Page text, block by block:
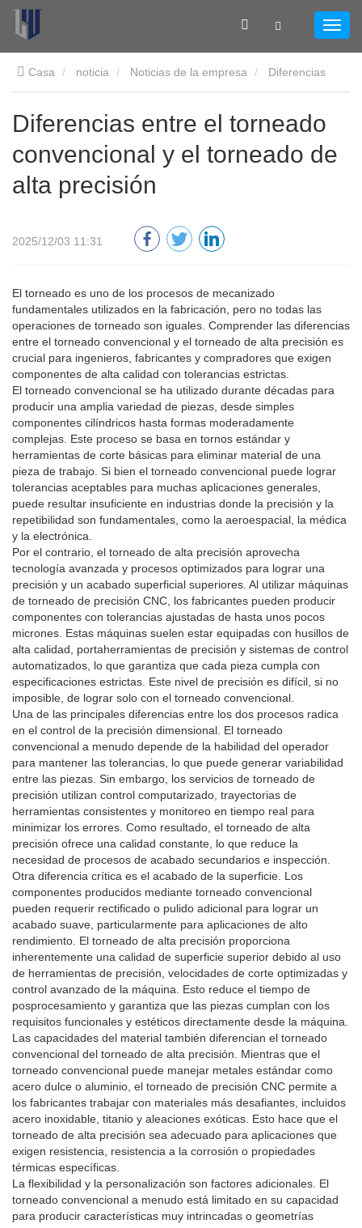
Casa noticia Noticias de la empresa
Diferencias entre el torneado
convencional y el torneado de
alta precisión
2025/12/03 11:31
El torneado es uno de los procesos de mecanizado
fundamentales utilizados en la fabricación, pero no todas las
operaciones de torneado son iguales. Comprender las diferencias
entre el torneado convencional y el torneado de alta precisión es
crucial para ingenieros, fabricantes y compradores que exigen
componentes de alta calidad con tolerancias estrictas.
El torneado convencional se ha utilizado durante décadas para
producir una amplia variedad de piezas, desde simples
componentes cilíndricos hasta formas moderadamente
complejas. Este proceso se basa en tornos estándar y
herramientas de corte básicas para eliminar material de una
pieza de trabajo. Si bien el torneado convencional puede lograr
tolerancias aceptables para muchas aplicaciones generales,
puede resultar insuficiente en industrias donde la precisión y la
repetibilidad son fundamentales, como la aeroespacial, la médica
y la electrónica.
Por el contrario, el torneado de alta precisión aprovecha
tecnología avanzada y procesos optimizados para lograr una
precisión y un acabado superficial superiores. Al utilizar máquinas
de torneado de precisión CNC, los fabricantes pueden producir
componentes con tolerancias ajustadas de hasta unos pocos
micrones. Estas máquinas suelen estar equipadas con husillos de
alta calidad, portaherramientas de precisión y sistemas de control
automatizados, lo que garantiza que cada pieza cumpla con
especificaciones estrictas. Este nivel de precisión es difícil, si no
imposible, de lograr solo con el torneado convencional.
Una de las principales diferencias entre los dos procesos radica
en el control de la precisión dimensional. El torneado
convencional a menudo depende de la habilidad del operador
para mantener las tolerancias, lo que puede generar variabilidad
entre las piezas. Sin embargo, los servicios de torneado de
precisión utilizan control computarizado, trayectorias de
herramientas consistentes y monitoreo en tiempo real para
minimizar los errores. Como resultado, el torneado de alta
precisión ofrece una calidad constante, lo que reduce la
necesidad de procesos de acabado secundarios e inspección.
Otra diferencia crítica es el acabado de la superficie. Los
componentes producidos mediante torneado convencional
pueden requerir rectificado o pulido adicional para lograr un
acabado suave, particularmente para aplicaciones de alto
rendimiento. El torneado de alta precisión proporciona
inherentemente una calidad de superficie superior debido al uso
de herramientas de precisión, velocidades de corte optimizadas y
control avanzado de la máquina. Esto reduce el tiempo de
posprocesamiento y garantiza que las piezas cumplan con los
requisitos funcionales y estéticos directamente desde la máquina.
Las capacidades del material también diferencian el torneado
convencional del torneado de alta precisión. Mientras que el
torneado convencional puede manejar metales estándar como
acero dulce o aluminio, el torneado de precisión CNC permite a
los fabricantes trabajar con materiales más desafiantes, incluidos
acero inoxidable, titanio y aleaciones exóticas. Esto hace que el
torneado de alta precisión sea adecuado para aplicaciones que
exigen resistencia, resistencia a la corrosión o propiedades
térmicas específicas.
La flexibilidad y la personalización son factores adicionales. El
torneado convencional a menudo está limitado en su capacidad
para producir características muy intrincadas o geometrías